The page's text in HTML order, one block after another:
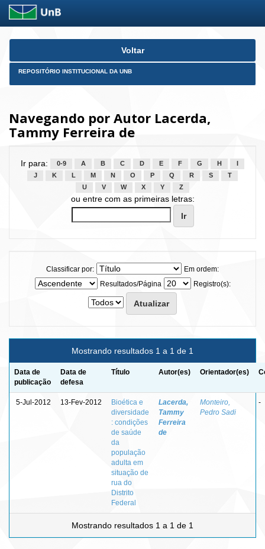
Skip
Voltar
REPOSITÓRIO INSTITUCIONAL DA UNB
Navegando por Autor Lacerda,
Tammy Ferreira de
Ir para: 0-9 A B C D E F G H
J
K L M N O P Q R S
T
U
V W X Y Z
ou entre com as primeiras letras:
Classificar por:
Em ordem:
Resultados/Página
Registro(s):
Mostrando resultados 1 a 1 de 1
Data de
publicação
Data de
defesa
Título Autor(es) Orientador(es)
5-Jul-2012 13-Fev-2012
Bioética e
diversidade
: condições
de saúde
da
população
adulta em
situação de
rua do
Distrito
Federal
Lacerda,
Tammy
Ferreira
de
Monteiro,
Pedro Sadi
-
Mostrando resultados 1 a 1 de 1